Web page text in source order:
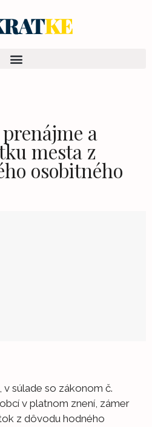
a
mesta z
osobitného
súlade so zákonom č.
v platnom znení, zámer
z dôvodu hodného